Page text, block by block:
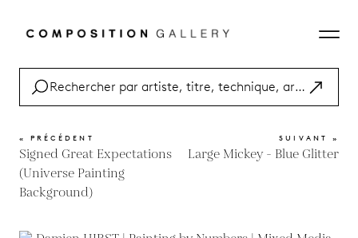
« PRÉCÉDENT
Signed Great Expectations
(Universe Painting
Background)
SUIVANT »
Large Mickey - Blue Glitter